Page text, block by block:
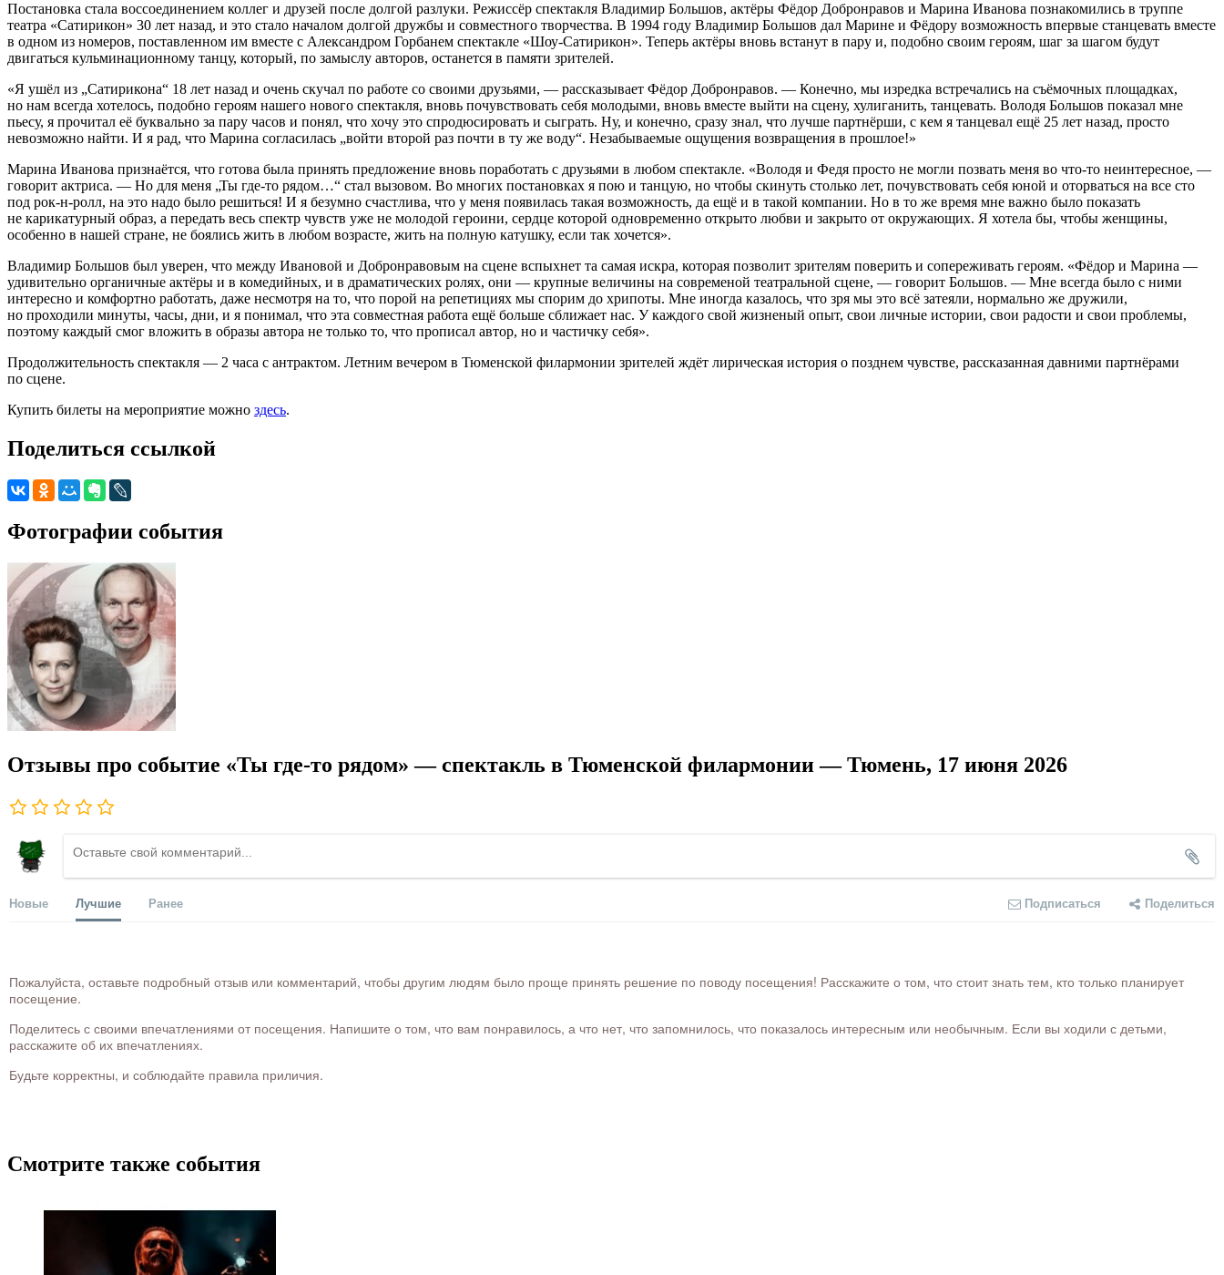
Постановка стала воссоединением коллег и друзей после долгой разлуки. Режиссёр спектакля Владимир Большов, актёры Фёдор Добронравов и Марина Иванова познакомились в труппе
театра «Сатирикон» 30 лет назад, и это стало началом долгой дружбы и совместного творчества. В 1994 году Владимир Большов дал Марине и Фёдору возможность впервые станцевать вместе
в одном из номеров, поставленном им вместе с Александром Горбанем спектакле «Шоу-Сатирикон». Теперь актёры вновь встанут в пару и, подобно своим героям, шаг за шагом будут
двигаться кульминационному танцу, который, по замыслу авторов, останется в памяти зрителей.
«Я ушёл из „Сатирикона“ 18 лет назад и очень скучал по работе со своими друзьями, — рассказывает Фёдор Добронравов. — Конечно, мы изредка встречались на съёмочных площадках,
но нам всегда хотелось, подобно героям нашего нового спектакля, вновь почувствовать себя молодыми, вновь вместе выйти на сцену, хулиганить, танцевать. Володя Большов показал мне
пьесу, я прочитал её буквально за пару часов и понял, что хочу это спродюсировать и сыграть. Ну, и конечно, сразу знал, что лучше партнёрши, с кем я танцевал ещё 25 лет назад, просто
невозможно найти. И я рад, что Марина согласилась „войти второй раз почти в ту же воду“. Незабываемые ощущения возвращения в прошлое!»
Марина Иванова признаётся, что готова была принять предложение вновь поработать с друзьями в любом спектакле. «Володя и Федя просто не могли позвать меня во что-то неинтересное, —
говорит актриса. — Но для меня „Ты где-то рядом…“ стал вызовом. Во многих постановках я пою и танцую, но чтобы скинуть столько лет, почувствовать себя юной и оторваться на все сто
под рок-н-ролл, на это надо было решиться! И я безумно счастлива, что у меня появилась такая возможность, да ещё и в такой компании. Но в то же время мне важно было показать
не карикатурный образ, а передать весь спектр чувств уже не молодой героини, сердце которой одновременно открыто любви и закрыто от окружающих. Я хотела бы, чтобы женщины,
особенно в нашей стране, не боялись жить в любом возрасте, жить на полную катушку, если так хочется».
Владимир Большов был уверен, что между Ивановой и Добронравовым на сцене вспыхнет та самая искра, которая позволит зрителям поверить и сопереживать героям. «Фёдор и Марина —
удивительно органичные актёры и в комедийных, и в драматических ролях, они — крупные величины на современой театральной сцене, — говорит Большов. — Мне всегда было с ними
интересно и комфортно работать, даже несмотря на то, что порой на репетициях мы спорим до хрипоты. Мне иногда казалось, что зря мы это всё затеяли, нормально же дружили,
но проходили минуты, часы, дни, и я понимал, что эта совместная работа ещё больше сближает нас. У каждого свой жизненый опыт, свои личные истории, свои радости и свои проблемы,
поэтому каждый смог вложить в образы автора не только то, что прописал автор, но и частичку себя».
Продолжительность спектакля — 2 часа с антрактом. Летним вечером в Тюменской филармонии зрителей ждёт лирическая история о позднем чувстве, рассказанная давними партнёрами
по сцене.
Купить билеты на мероприятие можно здесь.
Поделиться ссылкой
Фотографии события
Отзывы про событие «Ты где-то рядом» — спектакль в Тюменской филармонии — Тюмень, 17 июня 2026
Новые Лучшие Ранее Подписаться Поделиться
Пожалуйста, оставьте подробный отзыв или комментарий, чтобы другим людям было проще принять решение по поводу посещения! Расскажите о том, что стоит знать тем, кто только планирует
посещение.
Поделитесь с своими впечатлениями от посещения. Напишите о том, что вам понравилось, а что нет, что запомнилось, что показалось интересным или необычным. Если вы ходили с детьми,
расскажите об их впечатлениях.
Будьте корректны, и соблюдайте правила приличия.
Смотрите также события